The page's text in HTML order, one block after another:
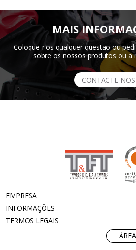
MAIS
Coloque-nos qualquer questão ou
sobre os nossos produtos ou a
CONTACTE-NOS
EMPRESA
INFORMAÇÕES
TERMOS LEGAIS